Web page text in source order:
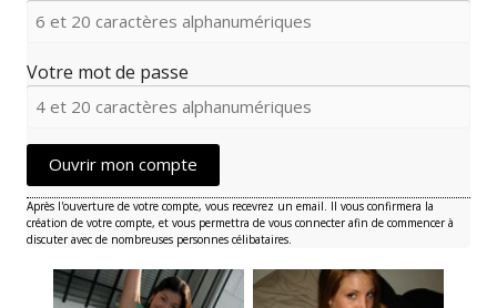
Votre mot de passe
Ouvrir mon compte
Après l'ouverture de votre compte, vous recevrez un email. Il vous confirmera la
création de votre compte, et vous permettra de vous connecter afin de commencer à
discuter avec de nombreuses personnes célibataires.